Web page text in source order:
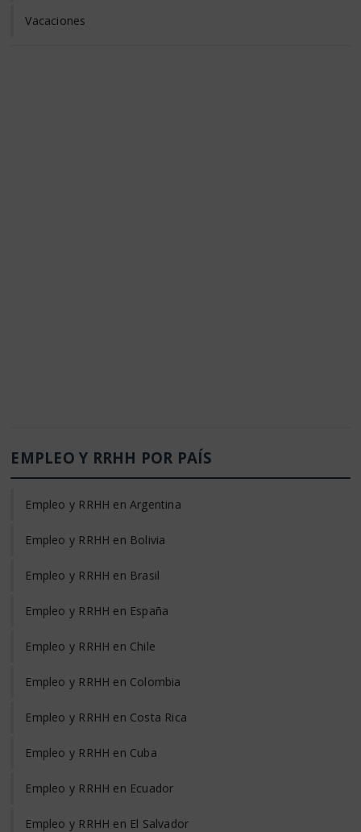
Vacaciones
EMPLEO Y RRHH POR PAÍS
Empleo y RRHH en Argentina
Empleo y RRHH en Bolivia
Empleo y RRHH en Brasil
Empleo y RRHH en España
Empleo y RRHH en Chile
Empleo y RRHH en Colombia
Empleo y RRHH en Costa Rica
Empleo y RRHH en Cuba
Empleo y RRHH en Ecuador
Empleo y RRHH en El Salvador